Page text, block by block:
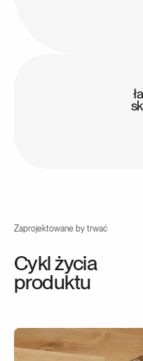
czyszczenie suchą lub
z mikrofibry, a następnie
Zaprojektowane by trwać
Cykl życia
produktu